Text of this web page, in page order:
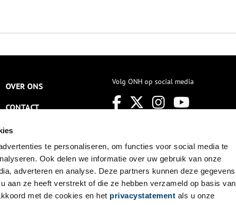
te personaliseren, om functies voor social media te
Ook delen we informatie over uw gebruik van onze
adverteren en analyse. Deze partners kunnen deze gegevens
aan ze heeft verstrekt of die ze hebben verzameld op basis van
met de cookies en het privacystatement als u onze
OVER ONS
CONTACT
NIEUWSBRIEF
DISCLAIMER
PRIVACY
TOEGANKELIJKHEID
Volg ONH op social media